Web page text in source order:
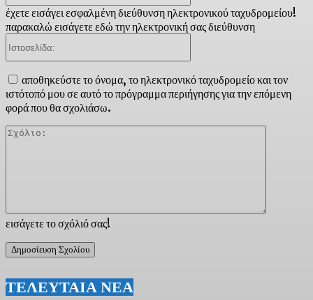
εισάγετε το σχόλιό σας!
έχετε εισάγει εσφαλμένη διεύθυνση ηλεκτρονικού ταχυδρομείου!
παρακαλώ εισάγετε εδώ την ηλεκτρονική σας διεύθυνση
αποθηκεύστε το όνομα, το ηλεκτρονικό ταχυδρομείο και τον
ιστότοπό μου σε αυτό το πρόγραμμα περιήγησης για την επόμενη
φορά που θα σχολιάσω.
ΤΕΛΕΥΤΑΙΑ ΝΕΑ